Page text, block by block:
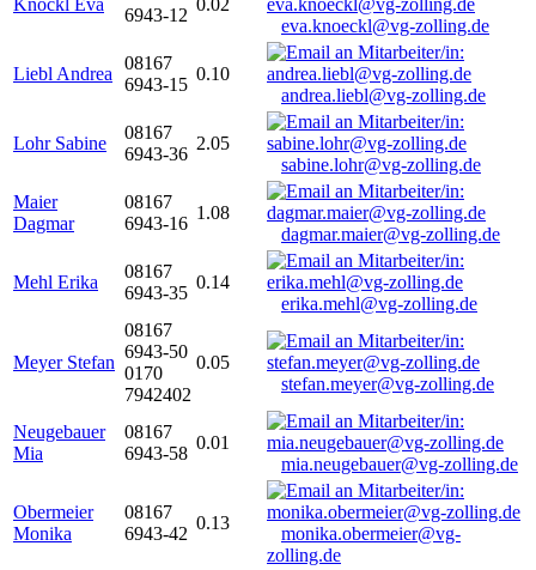
Knöckl Eva
6943-12
0.02
eva.knoeckl@vg-zolling.de
Liebl Andrea
08167
6943-15
0.10
andrea.liebl@vg-zolling.de
Lohr Sabine
08167
6943-36
2.05
sabine.lohr@vg-zolling.de
Maier
Dagmar
08167
6943-16
1.08
dagmar.maier@vg-zolling.de
Mehl Erika
08167
6943-35
0.14
erika.mehl@vg-zolling.de
Meyer Stefan
08167
6943-50
0170
7942402
0.05
stefan.meyer@vg-zolling.de
Neugebauer
Mia
08167
6943-58
0.01
mia.neugebauer@vg-zolling.de
Obermeier
Monika
08167
6943-42
0.13
monika.obermeier@vg-
zolling.de